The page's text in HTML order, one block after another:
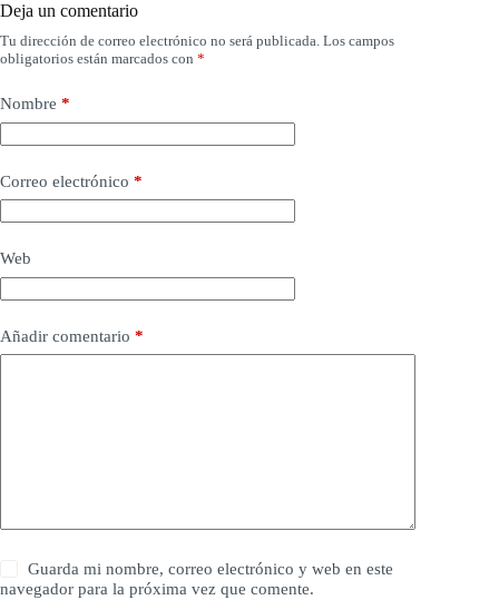
Deja un comentario
Tu dirección de correo electrónico no será publicada. Los campos
obligatorios están marcados con *
Nombre *
Correo electrónico *
Web
Añadir comentario *
Guarda mi nombre, correo electrónico y web en este
navegador para la próxima vez que comente.